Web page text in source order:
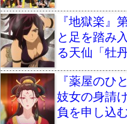
『地獄楽』
と足を踏み
る天仙「牡丹
『薬屋のひ
妓女の身請
負を申し込